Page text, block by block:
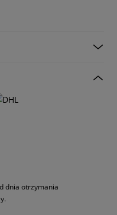
dnia otrzymania